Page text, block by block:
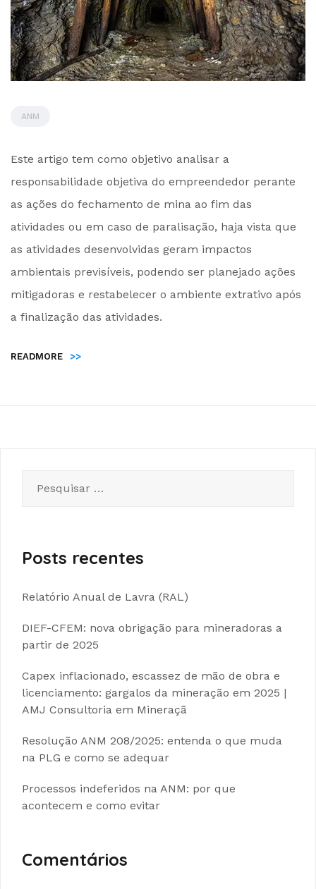
ANM
by
Este artigo tem como objetivo analisar a
responsabilidade objetiva do empreendedor perante
as ações do fechamento de mina ao fim das
atividades ou em caso de paralisação, haja vista que
as atividades desenvolvidas geram impactos
ambientais previsíveis, podendo ser planejado ações
mitigadoras e restabelecer o ambiente extrativo após
a finalização das atividades.
READMORE >>
por:
Posts recentes
Relatório Anual de Lavra (RAL)
DIEF-CFEM: nova obrigação para mineradoras a
partir de 2025
Capex inflacionado, escassez de mão de obra e
licenciamento: gargalos da mineração em 2025 |
AMJ Consultoria em Mineraçã
Resolução ANM 208/2025: entenda o que muda
na PLG e como se adequar
Processos indeferidos na ANM: por que
acontecem e como evitar
Comentários